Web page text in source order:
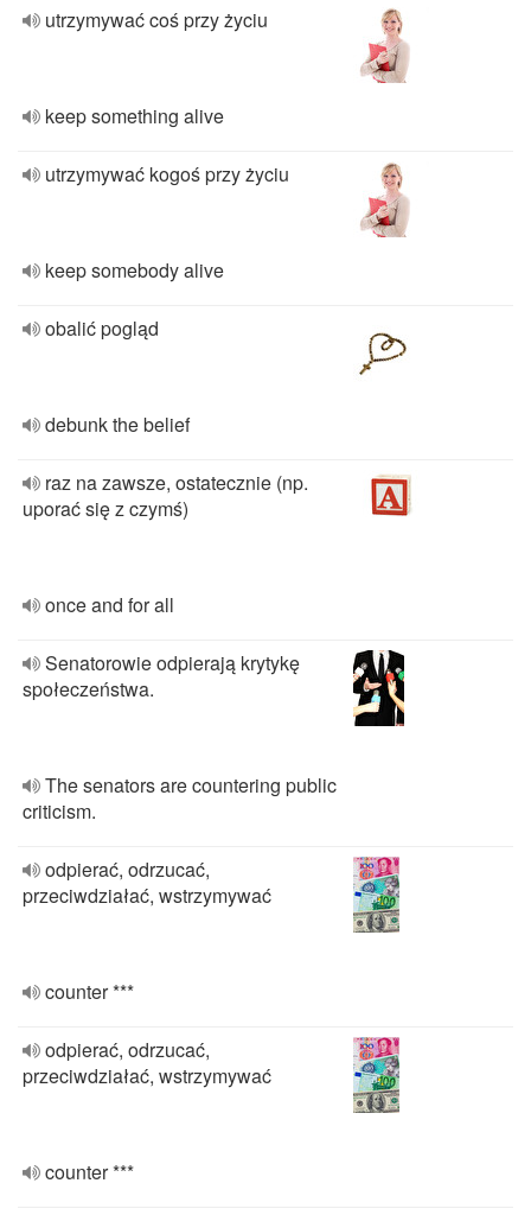
utrzymywać coś przy życiu
keep something alive
utrzymywać kogoś przy życiu
keep somebody alive
obalić pogląd
debunk the belief
raz na zawsze, ostatecznie (np.
uporać się z czymś)
once and for all
Senatorowie odpierają krytykę
społeczeństwa.
The senators are countering public
criticism.
odpierać, odrzucać,
przeciwdziałać, wstrzymywać
counter ***
odpierać, odrzucać,
przeciwdziałać, wstrzymywać
counter ***